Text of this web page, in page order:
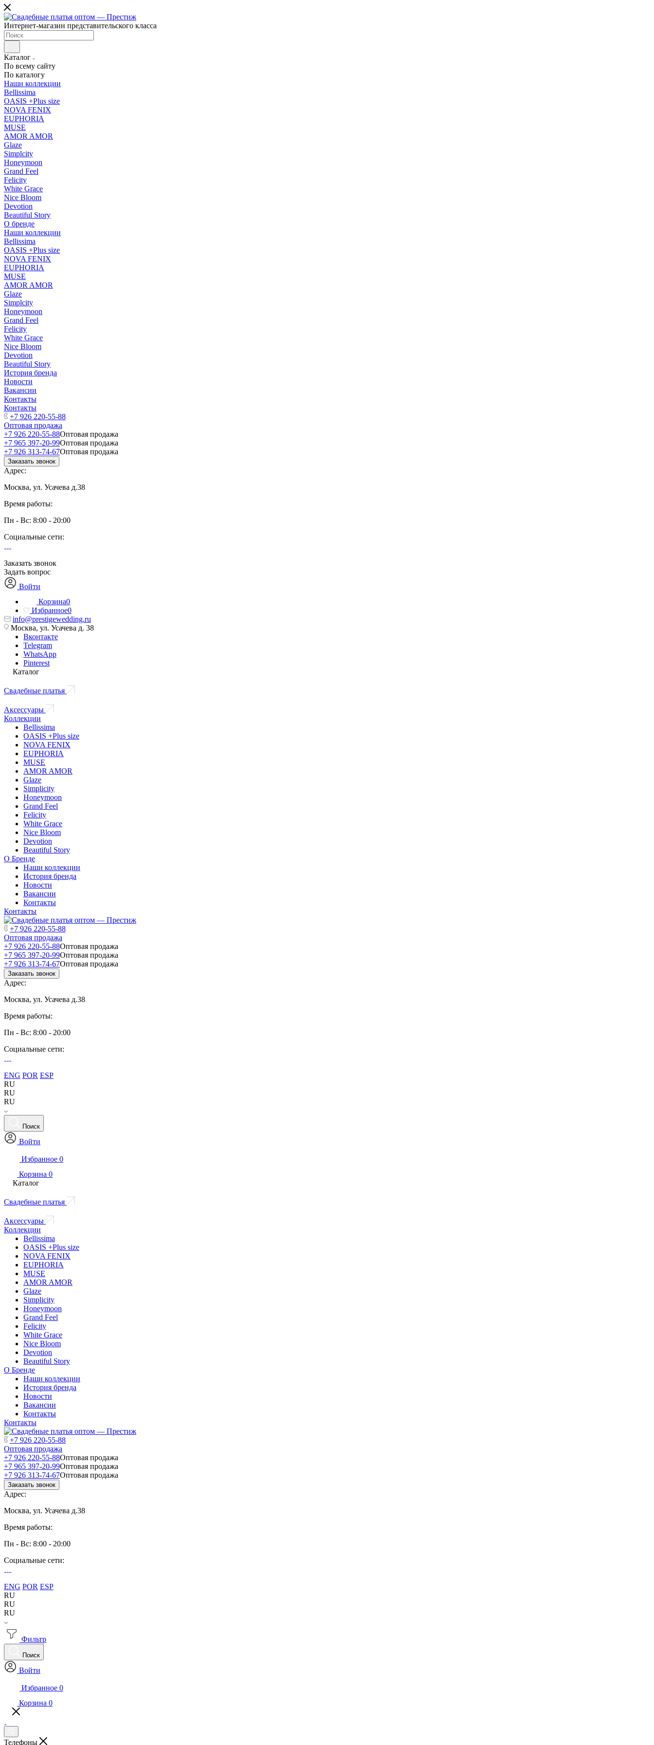
Интернет-магазин представительского класса
Каталог
По всему сайту
По каталогу
Наши коллекции
Bellissima
OASIS +Plus size
NOVA FENIX
EUPHORIA
MUSE
AMOR AMOR
Glaze
Simplcity
Honeymoon
Grand Feel
Felicity
White Grace
Nice Bloom
Devotion
Beautiful Story
О бренде
Наши коллекции
Bellissima
OASIS +Plus size
NOVA FENIX
EUPHORIA
MUSE
AMOR AMOR
Glaze
Simplcity
Honeymoon
Grand Feel
Felicity
White Grace
Nice Bloom
Devotion
Beautiful Story
История бренда
Новости
Вакансии
Контакты
Контакты
+7 926 220-55-88
Оптовая продажа
+7 926 220-55-88Оптовая продажа
+7 965 397-20-99Оптовая продажа
+7 926 313-74-67Оптовая продажа
Заказать звонок
Адрес:
Москва, ул. Усачева д.38
Время работы:
Пн - Вс: 8:00 - 20:00
Социальные сети:
Заказать звонок
Задать вопрос
Войти
Корзина0
Избранное0
info@prestigewedding.ru
Москва, ул. Усачева д. 38
Вконтакте
Telegram
WhatsApp
Pinterest
Каталог
Свадебные платья
Аксессуары
Коллекции
Bellissima
OASIS +Plus size
NOVA FENIX
EUPHORIA
MUSE
AMOR AMOR
Glaze
Simplicity
Honeymoon
Grand Feel
Felicity
White Grace
Nice Bloom
Devotion
Beautiful Story
О Бренде
Наши коллекции
История бренда
Новости
Вакансии
Контакты
Контакты
+7 926 220-55-88
Оптовая продажа
+7 926 220-55-88Оптовая продажа
+7 965 397-20-99Оптовая продажа
+7 926 313-74-67Оптовая продажа
Заказать звонок
Адрес:
Москва, ул. Усачева д.38
Время работы:
Пн - Вс: 8:00 - 20:00
Социальные сети:
ENG POR ESP
RU
RU
RU
Поиск
Войти
Избранное 0
Корзина 0
Каталог
Свадебные платья
Аксессуары
Коллекции
Bellissima
OASIS +Plus size
NOVA FENIX
EUPHORIA
MUSE
AMOR AMOR
Glaze
Simplicity
Honeymoon
Grand Feel
Felicity
White Grace
Nice Bloom
Devotion
Beautiful Story
О Бренде
Наши коллекции
История бренда
Новости
Вакансии
Контакты
Контакты
+7 926 220-55-88
Оптовая продажа
+7 926 220-55-88Оптовая продажа
+7 965 397-20-99Оптовая продажа
+7 926 313-74-67Оптовая продажа
Заказать звонок
Адрес:
Москва, ул. Усачева д.38
Время работы:
Пн - Вс: 8:00 - 20:00
Социальные сети:
ENG POR ESP
RU
RU
RU
Фильтр
Поиск
Войти
Избранное 0
Корзина 0
Телефоны